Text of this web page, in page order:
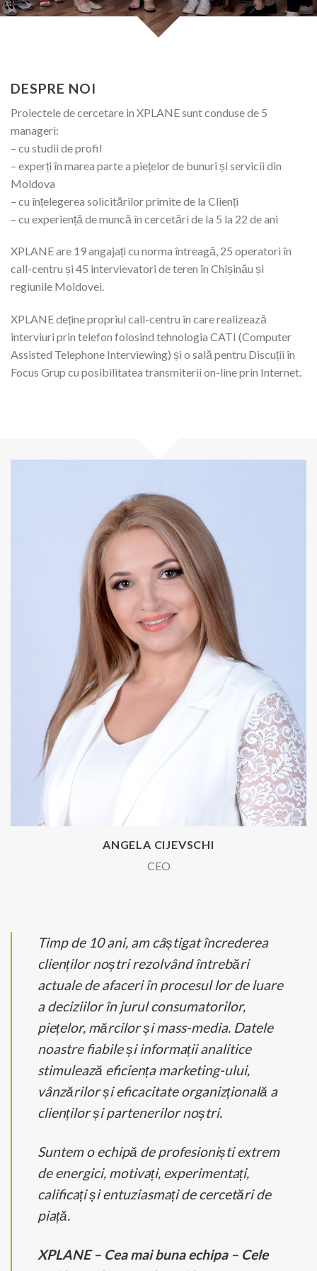
DESPRE NOI
Proiectele de cercetare in XPLANE sunt conduse de 5
manageri:
– cu studii de profil
– experți în marea parte a piețelor de bunuri și servicii din
Moldova
– cu înțelegerea solicitărilor primite de la Clienți
– cu experiență de muncă în cercetări de la 5 la 22 de ani
XPLANE are 19 angajați cu norma întreagă, 25 operatori în
call-centru și 45 intervievatori de teren în Chișinău și
regiunile Moldovei.
XPLANE deține propriul call-centru în care realizează
interviuri prin telefon folosind tehnologia CATI (Computer
Assisted Telephone Interviewing) și o sală pentru Discuții în
Focus Grup cu posibilitatea transmiterii on-line prin Internet.
ANGELA CIJEVSCHI
CEO
Timp de 10 ani, am câștigat încrederea
clienților noștri rezolvând întrebări
actuale de afaceri în procesul lor de luare
a deciziilor în jurul consumatorilor,
piețelor, mărcilor și mass-media. Datele
noastre fiabile și informații analitice
stimulează eficiența marketing-ului,
vânzărilor și eficacitate organizțională a
clienților și partenerilor noștri.
Suntem o echipă de profesioniști extrem
de energici, motivați, experimentați,
calificați și entuziasmați de cercetări de
piață.
XPLANE – Cea mai buna echipa – Cele